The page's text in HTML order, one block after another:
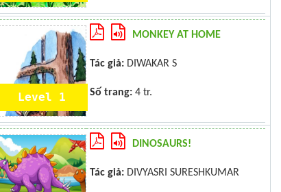
Level 1
MONKEY AT HOME
Tác giả: DIWAKAR S
Số trang: 4 tr.
DINOSAURS!
Tác giả: DIVYASRI SURESHKUMAR